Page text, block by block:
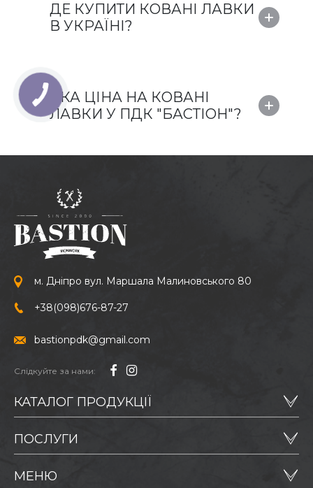
ДЕ КУПИТИ КОВАНІ ЛАВКИ
В УКРАЇНІ?
ЯКА ЦІНА НА КОВАНІ
ЛАВКИ У ПДК "БАСТІОН"?
м. Дніпро вул. Маршала Малиновського 80
+38(098)676-87-27
bastionpdk@gmail.com
Слідкуйте за нами:
КАТАЛОГ ПРОДУКЦІЇ
ПОСЛУГИ
МЕНЮ